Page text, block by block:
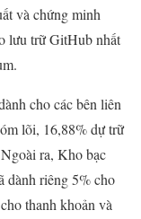
và chứng minh
lưu trữ GitHub nhất
cho các bên liên
lõi, 16,88% dự trữ
ra, Kho bạc
dành riêng 5% cho
thanh khoản và